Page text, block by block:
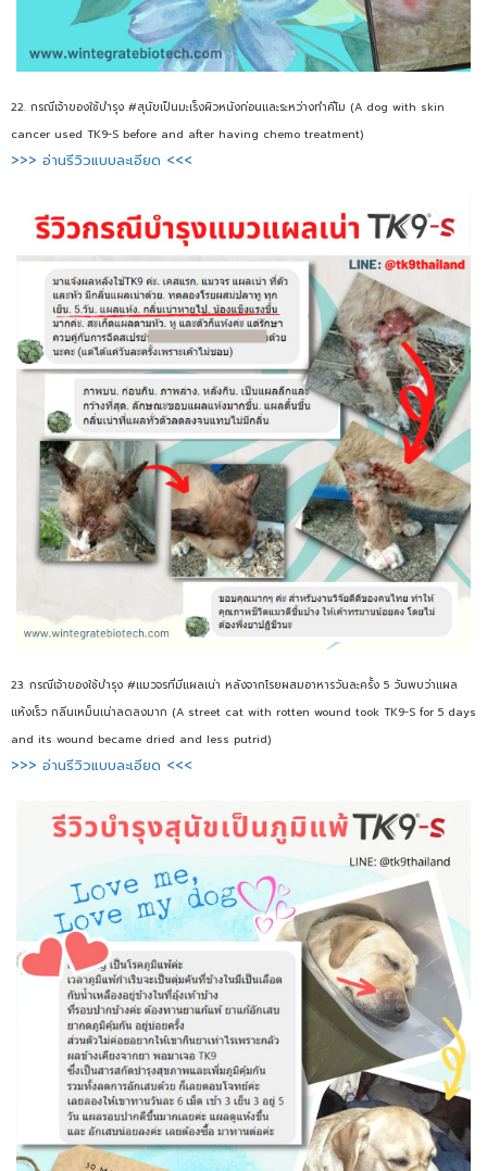
22. กรณีเจ้าของใช้บำรุง #สุนัขเป็นมะเร็งผิวหนังก่อนและระหว่างทำคีโม (A dog with skin
cancer used TK9-S before and after having chemo treatment)
>>> อ่านรีวิวแบบละเอียด <<<
23. กรณีเจ้าของใช้บำรุง #แมวจรที่มีแผลเน่า หลังจากโรยผสมอาหารวันละครั้ง 5 วันพบว่าแผล
แห้งเร็ว กลิ่นเหม็นเน่าลดลงมาก (A street cat with rotten wound took TK9-S for 5 days
and its wound became dried and less putrid)
>>> อ่านรีวิวแบบละเอียด <<<